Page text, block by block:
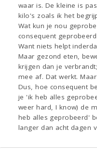
waar is. De kleine is
kilo's zoals ik het
Wat kun je nou
consequent
Want niets helpt
Maar gezond eten,
krijgen dan je
mee af. Dat werkt.
Dus, hoe consequent
je 'ik heb alles
weer hard, I know) de
heb alles geprobeerd'
langer dan acht dagen